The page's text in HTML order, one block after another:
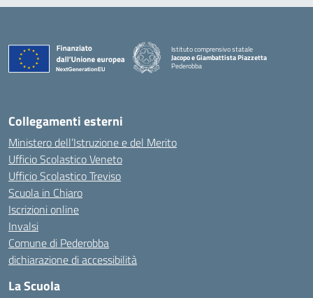
Istituto comprensivo statale
Jacopo e Giambattista Piazzetta
Pederobba
Collegamenti esterni
Ministero dell’Istruzione e del Merito
Ufficio Scolastico Veneto
Ufficio Scolastico Treviso
Scuola in Chiaro
Iscrizioni online
Invalsi
Comune di Pederobba
dichiarazione di accessibilità
La Scuola